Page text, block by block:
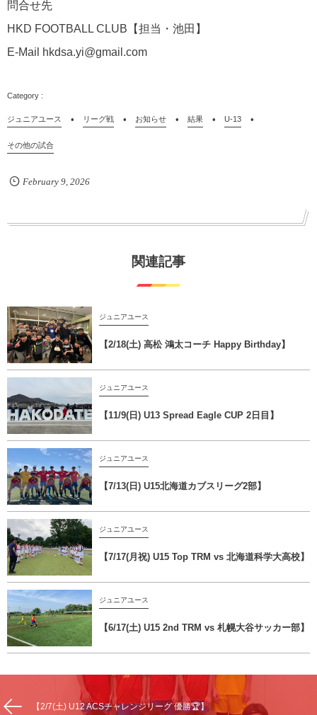
問合せ先
HKD FOOTBALL CLUB【担当・池田】
E-Mail hkdsa.yi@gmail.com
ジュニアユース リーグ戦 お知らせ 結果 U-13
その他の試合
February 9, 2026
関連記事
ジュニアユース
【2/18(土) 高松 鴻太コーチ Happy Birthday】
ジュニアユース
【11/9(日) U13 Spread Eagle CUP 2日目】
ジュニアユース
【7/13(日) U15北海道カブスリーグ2部】
ジュニアユース
【7/17(月祝) U15 Top TRM vs 北海道科学大高校】
ジュニアユース
【6/17(土) U15 2nd TRM vs 札幌大谷サッカー部】
【2/7(土) U12 ACSチャレンジリーグ 優勝🏆】